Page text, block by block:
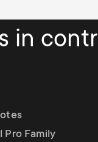
in
Pro Family